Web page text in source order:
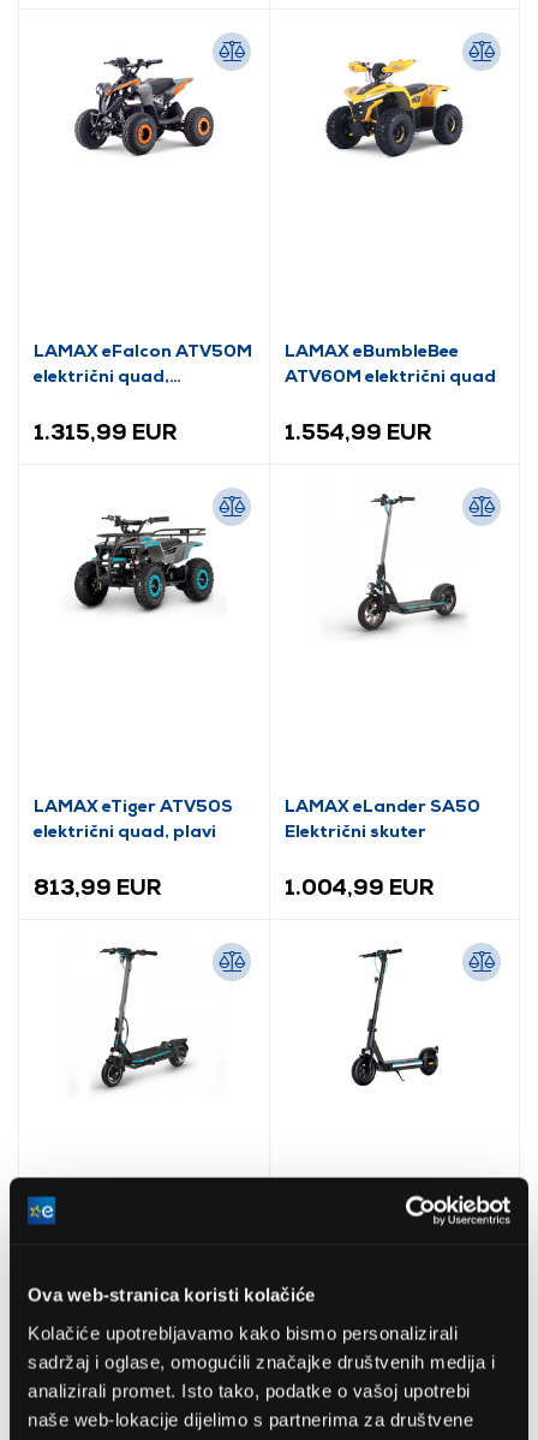
Ova web-stranica koristi kolačiće
Kolačiće upotrebljavamo kako bismo personalizirali
sadržaj i oglase, omogućili značajke društvenih medija i
analizirali promet. Isto tako, podatke o vašoj upotrebi
naše web-lokacije dijelimo s partnerima za društvene
LAMAX eFalcon ATV50M
električni quad,
1.315,99 EUR
LAMAX eBumbleBee
ATV60M električni quad
1.554,99 EUR
LAMAX eTiger ATV50S
električni quad, plavi
813,99 EUR
LAMAX eLander SA50
Električni skuter
1.004,99 EUR
Električni škuter
1.195,99 EUR
električni skuter
875,99 EUR